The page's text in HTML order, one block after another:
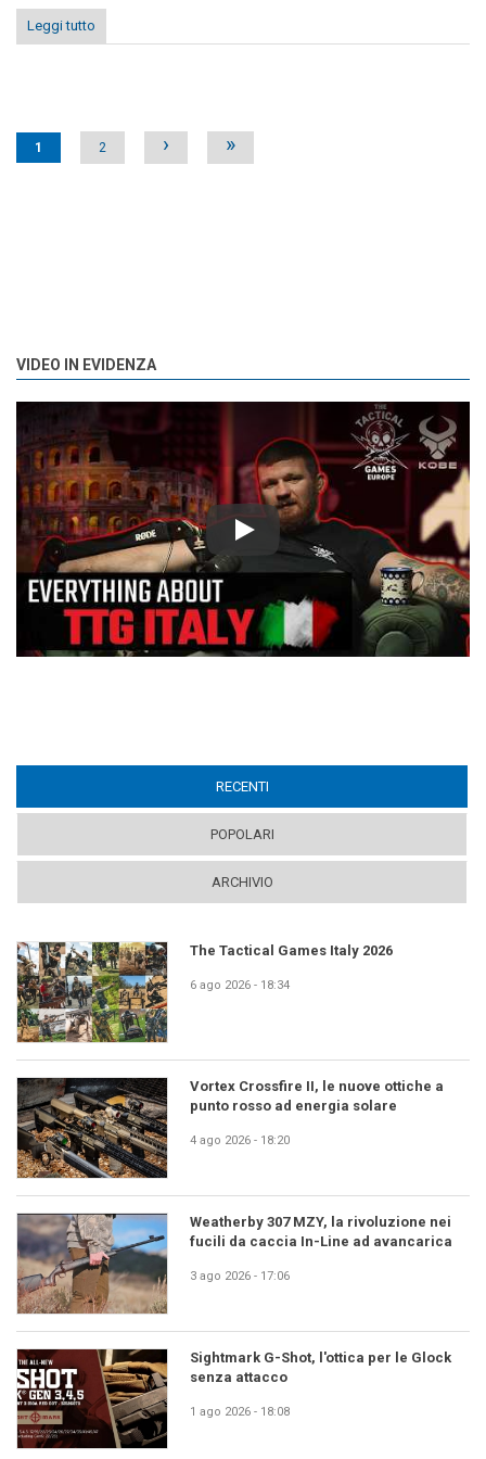
Leggi tutto
Pages
1 2 › »
VIDEO IN EVIDENZA
Play
RECENTI
POPOLARI
ARCHIVIO
The Tactical Games Italy 2026
6 ago 2026 - 18:34
Vortex Crossfire II, le nuove ottiche a
punto rosso ad energia solare
4 ago 2026 - 18:20
Weatherby 307 MZY, la rivoluzione nei
fucili da caccia In-Line ad avancarica
3 ago 2026 - 17:06
Sightmark G-Shot, l'ottica per le Glock
senza attacco
1 ago 2026 - 18:08